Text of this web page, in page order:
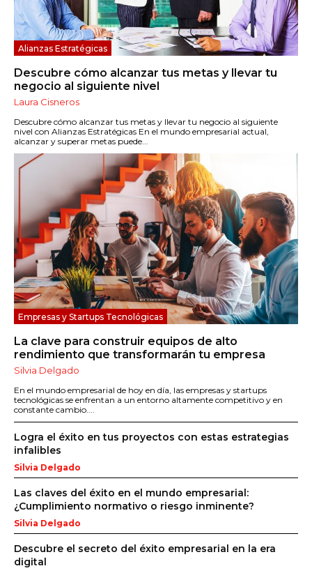
Alianzas Estratégicas
Descubre cómo alcanzar tus metas y llevar tu
negocio al siguiente nivel
Laura Cisneros
Descubre cómo alcanzar tus metas y llevar tu negocio al siguiente
nivel con Alianzas Estratégicas En el mundo empresarial actual,
alcanzar y superar metas puede...
Empresas y Startups Tecnológicas
La clave para construir equipos de alto
rendimiento que transformarán tu empresa
Silvia Delgado
En el mundo empresarial de hoy en día, las empresas y startups
tecnológicas se enfrentan a un entorno altamente competitivo y en
constante cambio....
Logra el éxito en tus proyectos con estas estrategias
infalibles
Silvia Delgado
Las claves del éxito en el mundo empresarial:
¿Cumplimiento normativo o riesgo inminente?
Silvia Delgado
Descubre el secreto del éxito empresarial en la era
digital